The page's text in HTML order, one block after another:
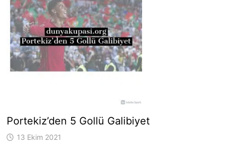
Portekiz’den 5 Gollü Galibiyet
13 Ekim 2021